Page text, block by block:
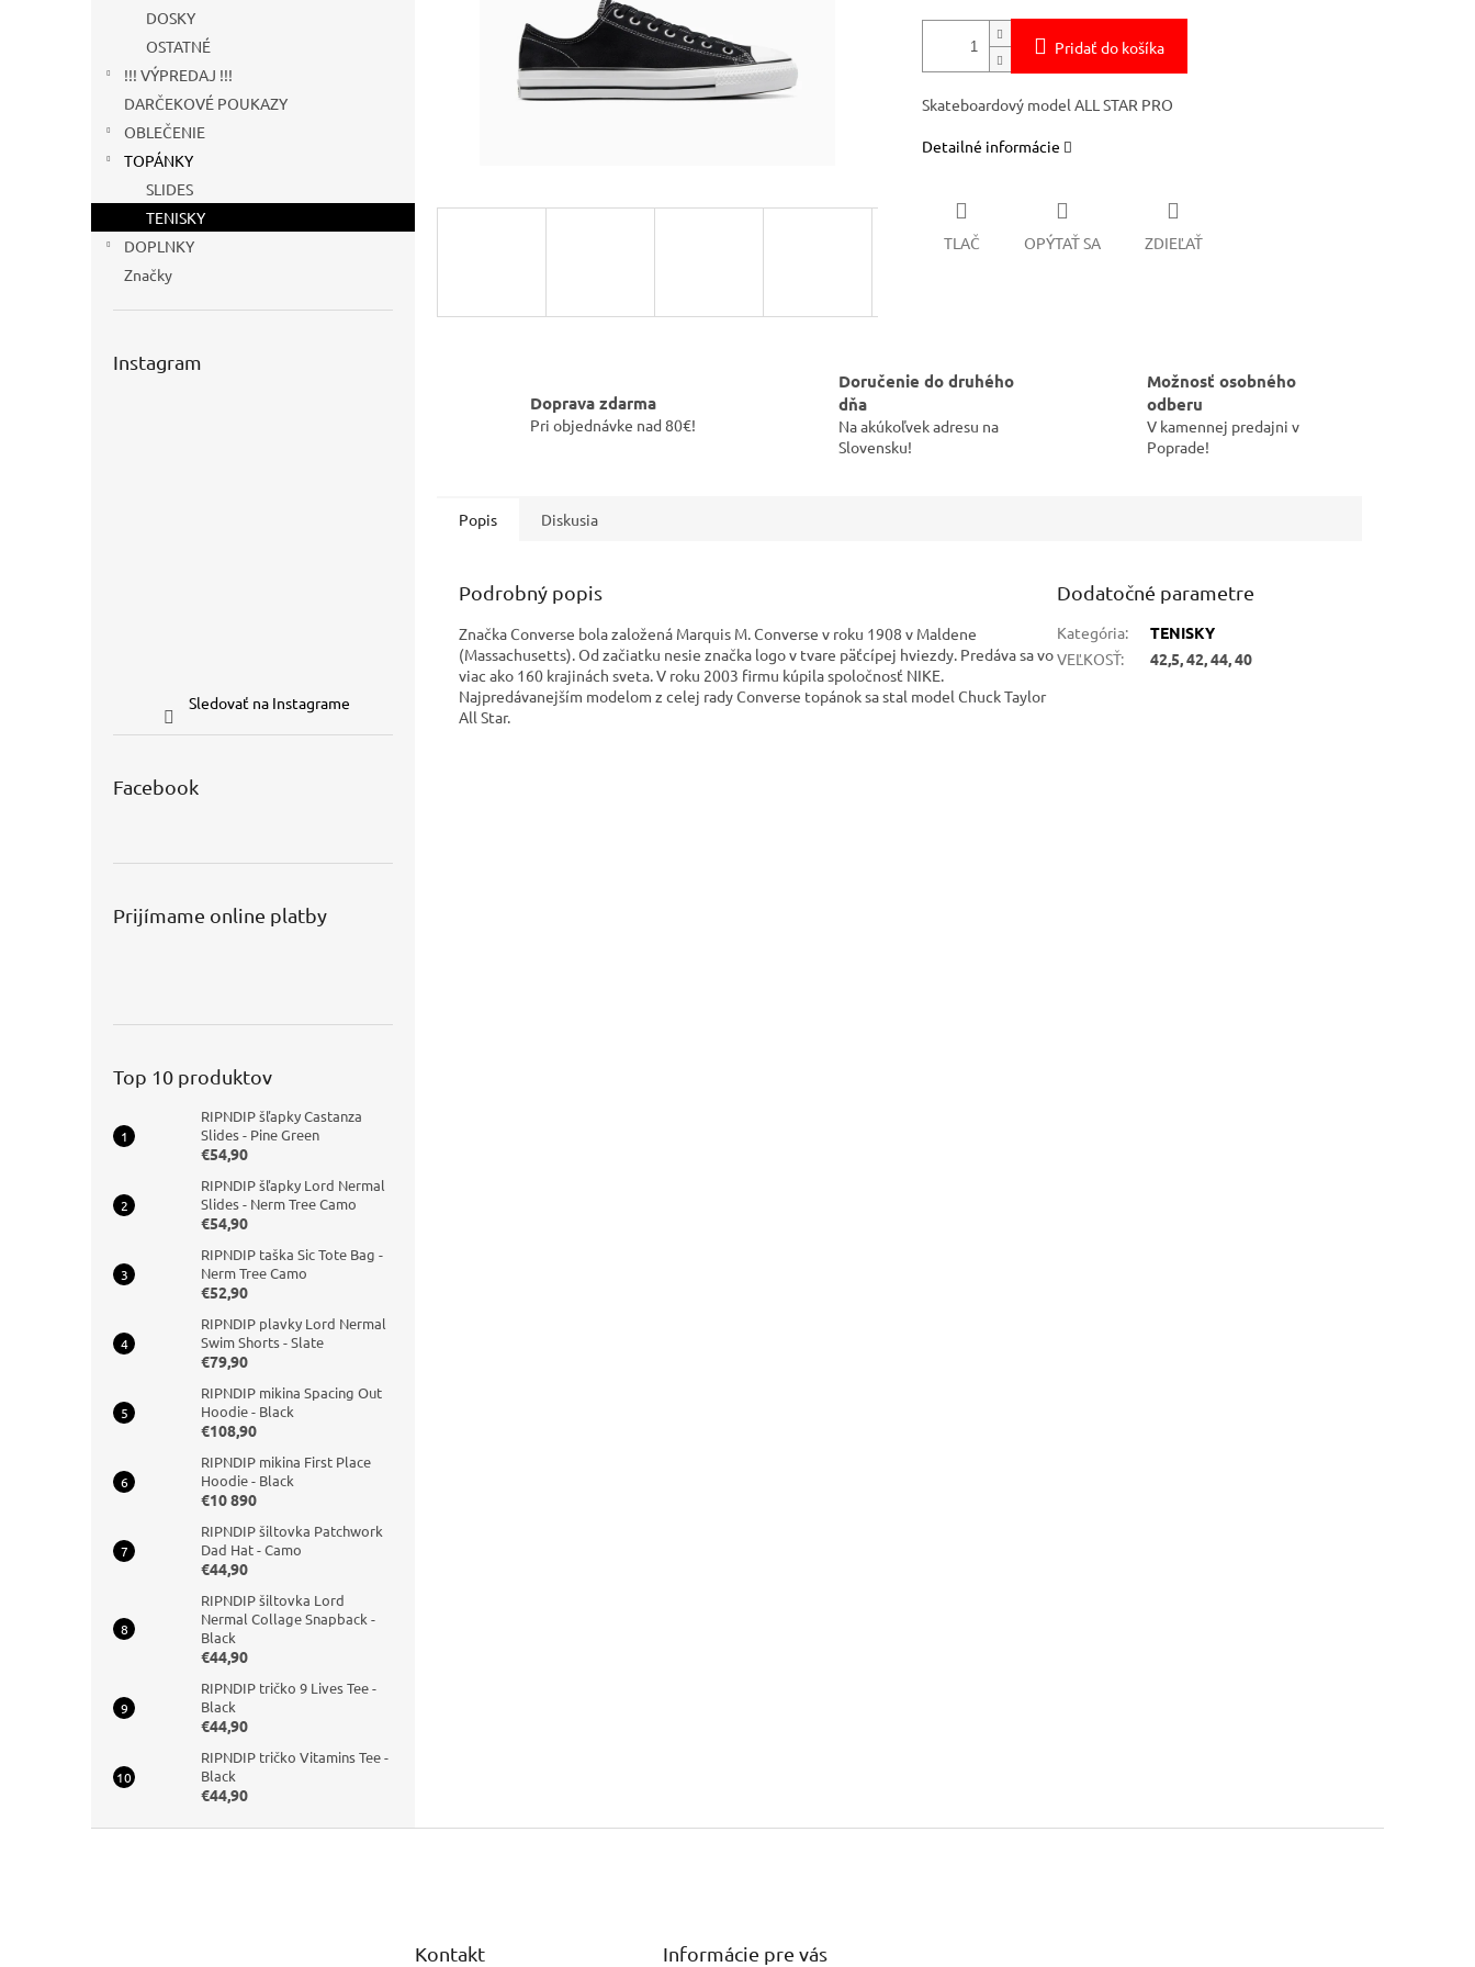
DOSKY
OSTATNÉ
!!! VÝPREDAJ !!!
DARČEKOVÉ POUKAZY
OBLEČENIE
TOPÁNKY
SLIDES
TENISKY
DOPLNKY
Značky
Instagram
Sledovať na Instagrame
Facebook
Prijímame online platby
Top 10 produktov
RIPNDIP šľapky Castanza
Slides - Pine Green
€54,90
RIPNDIP šľapky Lord Nermal
Slides - Nerm Tree Camo
€54,90
RIPNDIP taška Sic Tote Bag -
Nerm Tree Camo
€52,90
RIPNDIP plavky Lord Nermal
Swim Shorts - Slate
€79,90
RIPNDIP mikina Spacing Out
Hoodie - Black
€108,90
RIPNDIP mikina First Place
Hoodie - Black
€10 890
RIPNDIP šiltovka Patchwork
Dad Hat - Camo
€44,90
RIPNDIP šiltovka Lord
Nermal Collage Snapback -
Black
€44,90
RIPNDIP tričko 9 Lives Tee -
Black
€44,90
RIPNDIP tričko Vitamins Tee -
Black
€44,90
Pridať do košíka
Skateboardový model ALL STAR PRO
Detailné informácie
TLAČ OPÝTAŤ SA ZDIEĽAŤ
Doprava zdarma
Pri objednávke nad 80€!
Doručenie do druhého
dňa
Na akúkoľvek adresu na
Slovensku!
Možnosť osobného
odberu
V kamennej predajni v
Poprade!
Popis Diskusia
Podrobný popis
Značka Converse bola založená Marquis M. Converse v roku 1908 v Maldene
(Massachusetts). Od začiatku nesie značka logo v tvare päťcípej hviezdy. Predáva sa vo
viac ako 160 krajinách sveta. V roku 2003 firmu kúpila spoločnosť NIKE.
Najpredávanejším modelom z celej rady Converse topánok sa stal model Chuck Taylor
All Star.
Dodatočné parametre
Kategória:
TENISKY
VEĽKOSŤ: 42,5, 42, 44, 40
Kontakt Informácie pre vás